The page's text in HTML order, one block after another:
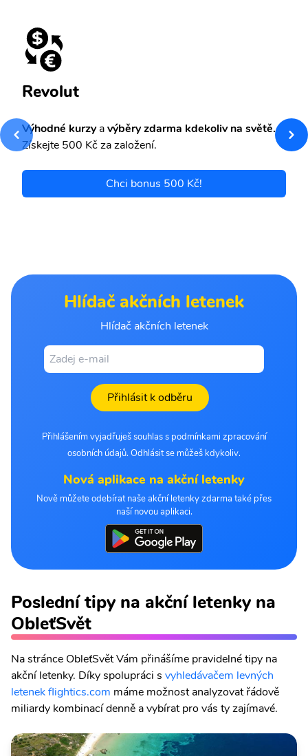
Revolut
Výhodné kurzyavýběry zdarma kdekoliv na světě.
Získejte 500 Kč za založení.
Chci bonus 500 Kč!
Hlídač akčních letenek
Hlídač akčních letenek
Přihlásit k odběru
Přihlášením vyjadřuješ souhlas s podmínkami zpracování
osobních údajů. Odhlásit se můžeš kdykoliv.
Nová aplikace na akční letenky
Nově můžete odebírat naše akční letenky zdarma také přes
naší novou aplikaci.
Poslední tipy na akční letenky na
ObleťSvět
Na stránce ObleťSvět Vám přinášíme pravidelné tipy na
akční letenky. Díky spolupráci s vyhledávačem levných
letenek flightics.com máme možnost analyzovat řádově
miliardy kombinací denně a vybírat pro vás ty zajímavé.